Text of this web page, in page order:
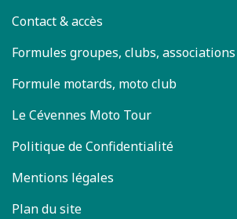
Contact & accès
Formules groupes, clubs, associations
Formule motards, moto club
Le Cévennes Moto Tour
Politique de Confidentialité
Mentions légales
Plan du site